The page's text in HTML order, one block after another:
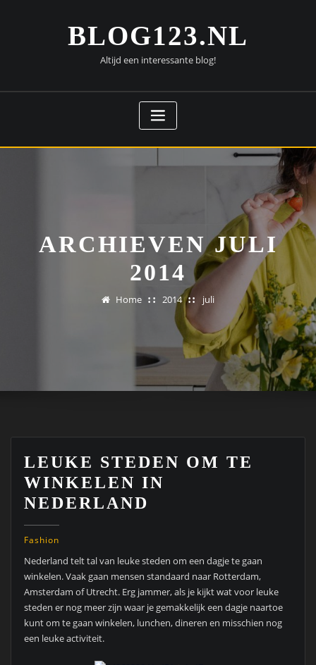
BLOG123.NL
Altijd een interessante blog!
ARCHIEVEN JULI
2014
Home 2014 juli
LEUKE STEDEN OM TE
WINKELEN IN
NEDERLAND
Fashion
Nederland telt tal van leuke steden om een dagje te gaan
winkelen. Vaak gaan mensen standaard naar Rotterdam,
Amsterdam of Utrecht. Erg jammer, als je kijkt wat voor leuke
steden er nog meer zijn waar je gemakkelijk een dagje naartoe
kunt om te gaan winkelen, lunchen, dineren en misschien nog
een leuke activiteit.